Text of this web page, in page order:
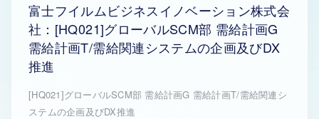
富士フイルムビジネスイノベーション株式会
社：[HQ021]グローバルSCM部 需給計画G
需給計画T/需給関連システムの企画及びDX
推進
[HQ021]グローバルSCM部 需給計画G 需給計画T/需給関連シ
ステムの企画及びDX推進